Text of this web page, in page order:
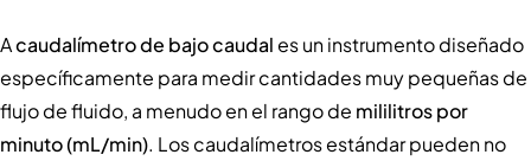
Acaudalímetro de bajo caudales un instrumento diseñado
específicamente para medir cantidades muy pequeñas de
flujo de fluido, a menudo en el rango de mililitros por
minuto (mL/min). Los caudalímetros estándar pueden no